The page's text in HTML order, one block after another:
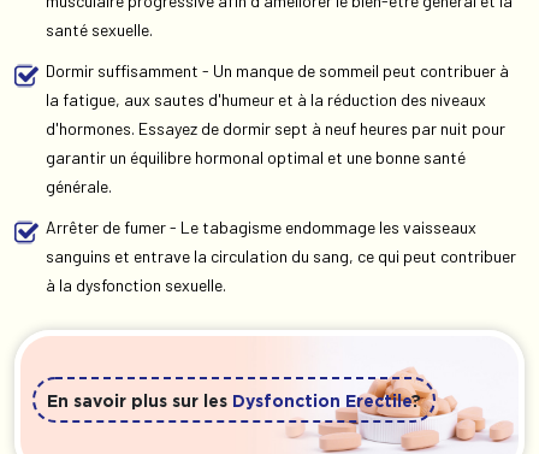
santé sexuelle.
Dormir suffisamment - Un manque de sommeil peut contribuer à
la fatigue, aux sautes d'humeur et à la réduction des niveaux
d'hormones. Essayez de dormir sept à neuf heures par nuit pour
garantir un équilibre hormonal optimal et une bonne santé
générale.
Arrêter de fumer - Le tabagisme endommage les vaisseaux
sanguins et entrave la circulation du sang, ce qui peut contribuer
à la dysfonction sexuelle.
En savoir plus sur les Dysfonction Erectile?